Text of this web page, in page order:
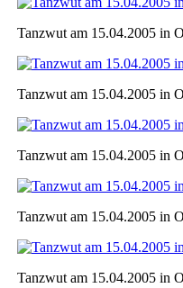
Tanzwut am 15.04.2005 in
Tanzwut am 15.04.2005 in
Tanzwut am 15.04.2005 in
Tanzwut am 15.04.2005 in
Tanzwut am 15.04.2005 in